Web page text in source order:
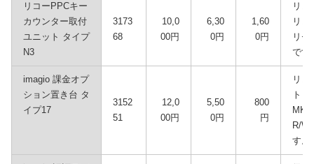
リコーPPCキー
カウンター取付
ユニット タイプ
N3
3173
68
10,0
00円
6,30
0円
1,60
0円
リ
リ
リ
です
imagio 課金オプ
ション置き台 タ
イプ17
3152
51
12,0
00円
5,50
0円
800
円
リ
ト
R/W
す。